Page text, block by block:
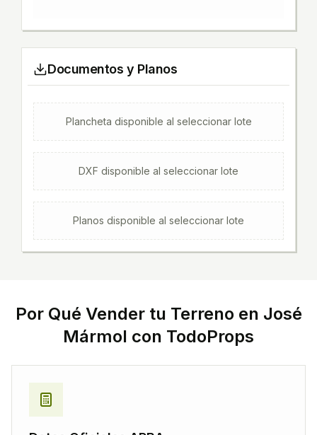
Documentos y Planos
Plancheta disponible al seleccionar lote
DXF disponible al seleccionar lote
Planos disponible al seleccionar lote
Por Qué Vender tu Terreno en José
Mármol con TodoProps